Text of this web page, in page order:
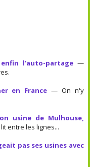
l'auto-partage—
en France — On n'y
usine de Mulhouse,
entre les lignes...
pas ses usines avec